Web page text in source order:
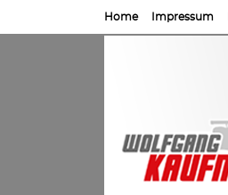
Home Impressum